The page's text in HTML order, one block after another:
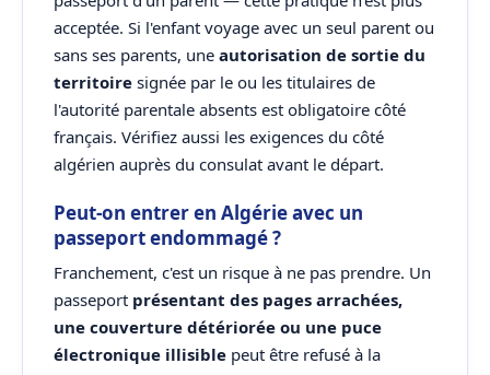
acceptée. Si l'enfant voyage avec un seul parent ou
sans ses parents, une autorisation de sortie du
territoire signée par le ou les titulaires de
l'autorité parentale absents est obligatoire côté
français. Vérifiez aussi les exigences du côté
algérien auprès du consulat avant le départ.
Peut-on entrer en Algérie avec un
passeport endommagé ?
Franchement, c'est un risque à ne pas prendre. Un
passeport présentant des pages arrachées,
une couverture détériorée ou une puce
électronique illisible peut être refusé à la